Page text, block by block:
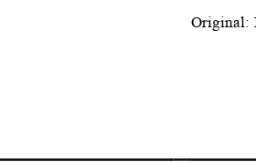
Original: